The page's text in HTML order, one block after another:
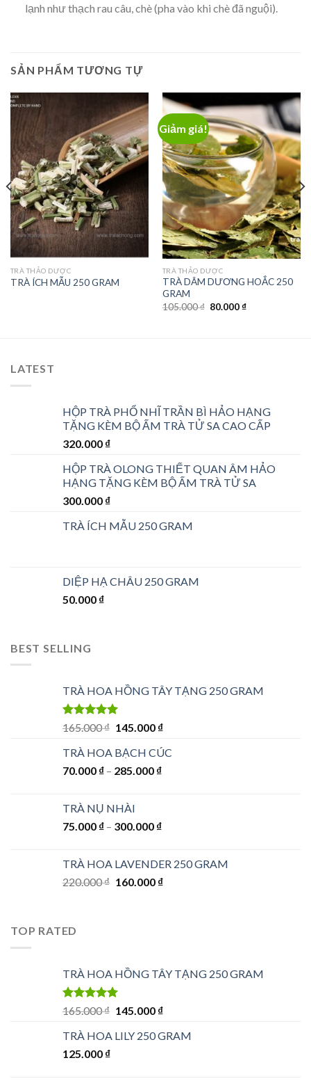
lạnh như thạch rau câu, chè (pha vào khi chè đã nguội).
SẢN PHẨM TƯƠNG TỰ
TRÀ THẢO DƯỢC
TRÀ ÍCH MẪU 250 GRAM
Giảm giá!
TRÀ THẢO DƯỢC
TRÀ DÂM DƯƠNG HOẮC 250
GRAM
105.000₫ Giá
80.000₫Giá
LATEST
HỘP TRÀ PHỔ NHĨ TRẦN BÌ HẢO HẠNG
TẶNG KÈM BỘ ẤM TRÀ TỬ SA CAO CẤP
320.000 ₫
HỘP TRÀ OLONG THIẾT QUAN ÂM HẢO
HẠNG TẶNG KÈM BỘ ẤM TRÀ TỬ SA
300.000 ₫
TRÀ ÍCH MẪU 250 GRAM
DIỆP HẠ CHÂU 250 GRAM
50.000 ₫
BEST SELLING
TRÀ HOA HỒNG TÂY TẠNG 250 GRAM
Được xếp
sao
165.000₫ Giá
là:
165.000 ₫.
145.000 ₫Giá
tại
TRÀ HOA BẠCH CÚC
70.000 ₫ – 285.000 ₫
TRÀ NỤ NHÀI
75.000 ₫ – 300.000 ₫
TRÀ HOA LAVENDER 250 GRAM
220.000₫ Giá
160.000 ₫Giá
TOP RATED
TRÀ HOA HỒNG TÂY TẠNG 250 GRAM
Được xếp
sao
165.000₫ Giá
là:
145.000 ₫Giá
tại
TRÀ HOA LILY 250 GRAM
125.000 ₫